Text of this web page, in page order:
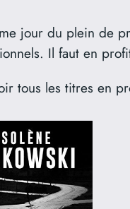
jour du plein de
Il faut en
tous les titres en